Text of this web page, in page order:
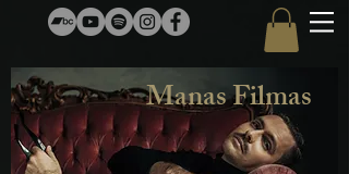
Manas Filmas